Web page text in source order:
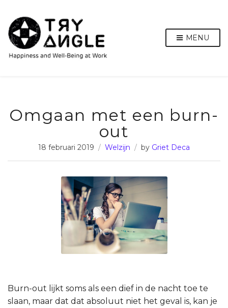
MENU
Omgaan met een burn-
out
18 februari 2019 Welzijn by Griet Deca
Burn-out lijkt soms als een dief in de nacht toe te
slaan, maar dat dat absoluut niet het geval is, kan je